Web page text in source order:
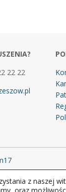
22 22
zastrzeżone.
z naszej